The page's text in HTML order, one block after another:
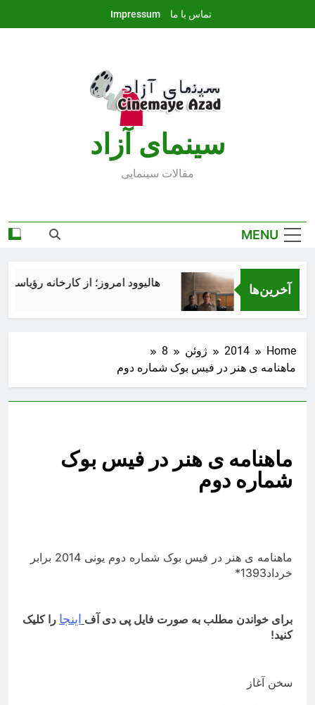
تماس با ما Impressum
سينماى آزاد
مقالات سينمايى
MENU
آخرین‌ها هالیوود امروز؛ از کارخانه
Home
2014 ژوئن
8
ماهنامه ی هنر در فیس بوک شماره دوم
ماهنامه ی هنر در فیس بوک
شماره دوم
ماهنامه ی هنر در فیس بوک شماره دوم یونی 2014 برابر
خرداد1393
*
برای خواندن مطلب به صورت فایل پی‌ دی آف‌‌ اینجا را کلیک
کنید!
سخن آغاز